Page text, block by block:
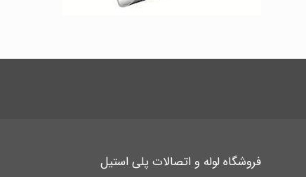
فروشگاه لوله و اتصالات پلی استیل